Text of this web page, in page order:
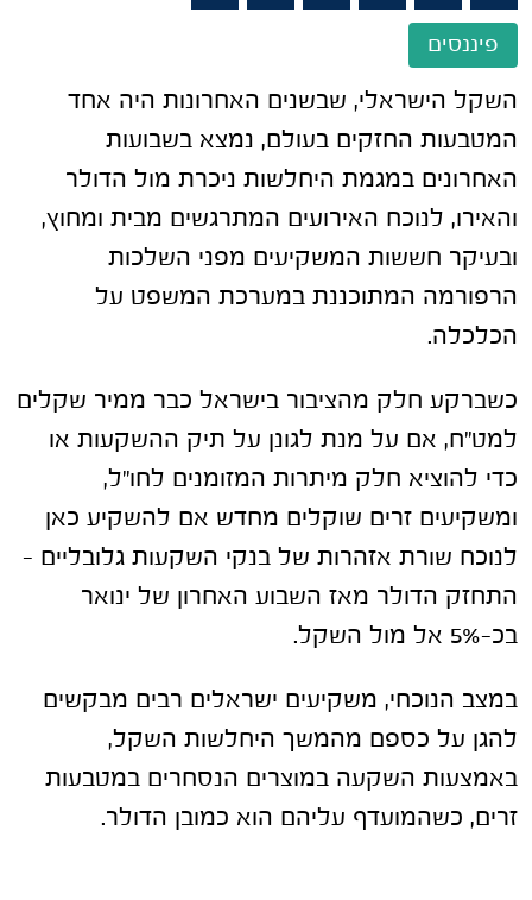
פיננסים
השקל הישראלי, שבשנים האחרונות היה אחד
המטבעות החזקים בעולם, נמצא בשבועות
האחרונים במגמת היחלשות ניכרת מול הדולר
והאירו, לנוכח האירועים המתרגשים מבית ומחוץ,
ובעיקר חששות המשקיעים מפני השלכות
הרפורמה המתוכננת במערכת המשפט על
הכלכלה.
כשברקע חלק מהציבור בישראל כבר ממיר שקלים
למט"ח, אם על מנת לגונן על תיק ההשקעות או
כדי להוציא חלק מיתרות המזומנים לחו"ל,
ומשקיעים זרים שוקלים מחדש אם להשקיע כאן
לנוכח שורת אזהרות של בנקי השקעות גלובליים –
התחזק הדולר מאז השבוע האחרון של ינואר
בכ-5% אל מול השקל.
במצב הנוכחי, משקיעים ישראלים רבים מבקשים
להגן על כספם מהמשך היחלשות השקל,
באמצעות השקעה במוצרים הנסחרים במטבעות
זרים, כשהמועדף עליהם הוא כמובן הדולר.